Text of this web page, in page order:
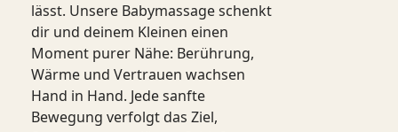
lässt. Unsere Babymassage schenkt
dir und deinem Kleinen einen
Moment purer Nähe: Berührung,
Wärme und Vertrauen wachsen
Hand in Hand. Jede sanfte
Bewegung verfolgt das Ziel,